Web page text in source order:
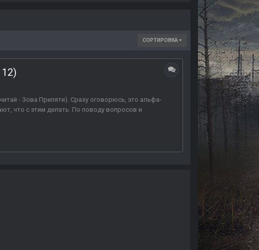
СОРТИРОВКА
- Зова Припяти). Сразу оговорюсь, это альфа-
что с этим делать. По поводу вопросов и